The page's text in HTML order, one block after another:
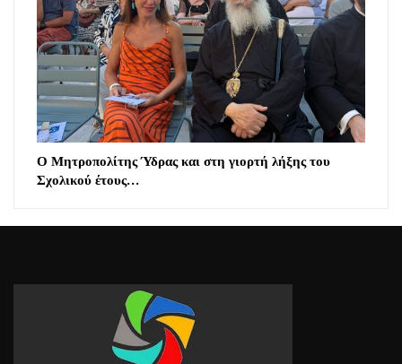
Ο Μητροπολίτης Ύδρας και στη γιορτή λήξης του
Σχολικού έτους…